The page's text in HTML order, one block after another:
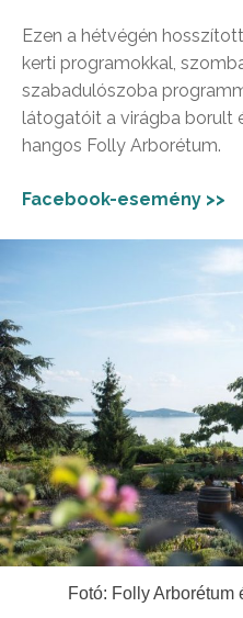
Ezen a hétvégén
kerti programokkal,
szabadulószoba
látogatóit a virágba borult
hangos Folly Arborétum.
Facebook-esemény >>
Fotó: Folly Arborétum